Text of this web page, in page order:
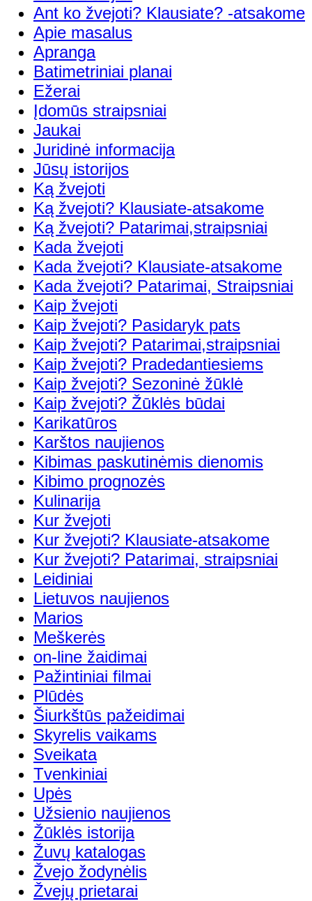
Ant ko žvejoti? Klausiate? -atsakome
Apie masalus
Apranga
Batimetriniai planai
Ežerai
Įdomūs straipsniai
Jaukai
Juridinė informacija
Jūsų istorijos
Ką žvejoti
Ką žvejoti? Klausiate-atsakome
Ką žvejoti? Patarimai,straipsniai
Kada žvejoti
Kada žvejoti? Klausiate-atsakome
Kada žvejoti? Patarimai, Straipsniai
Kaip žvejoti
Kaip žvejoti? Pasidaryk pats
Kaip žvejoti? Patarimai,straipsniai
Kaip žvejoti? Pradedantiesiems
Kaip žvejoti? Sezoninė žūklė
Kaip žvejoti? Žūklės būdai
Karikatūros
Karštos naujienos
Kibimas paskutinėmis dienomis
Kibimo prognozės
Kulinarija
Kur žvejoti
Kur žvejoti? Klausiate-atsakome
Kur žvejoti? Patarimai, straipsniai
Leidiniai
Lietuvos naujienos
Marios
Meškerės
on-line žaidimai
Pažintiniai filmai
Plūdės
Šiurkštūs pažeidimai
Skyrelis vaikams
Sveikata
Tvenkiniai
Upės
Užsienio naujienos
Žūklės istorija
Žuvų katalogas
Žvejo žodynėlis
Žvejų prietarai